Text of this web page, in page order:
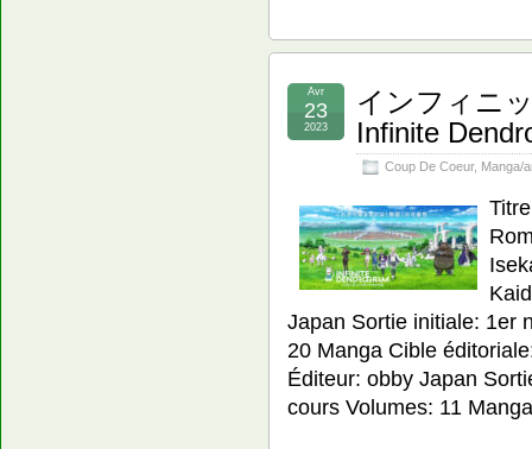
インフィニ
Infinite
Coup De Coeur, Manga/
Avr
23
2023
Japan Sortie initiale: 1er
20 Manga Cible
Éditeur: obby Japan
cours Volumes: 11